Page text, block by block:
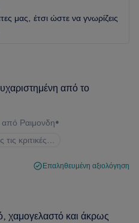
μας, έτσι ώστε να γνωρίζεις
από το
Ραιμονδη•
τις κριτικές…
Επαληθευμένη αξιολόγηση
χαμογελαστό και άκρως